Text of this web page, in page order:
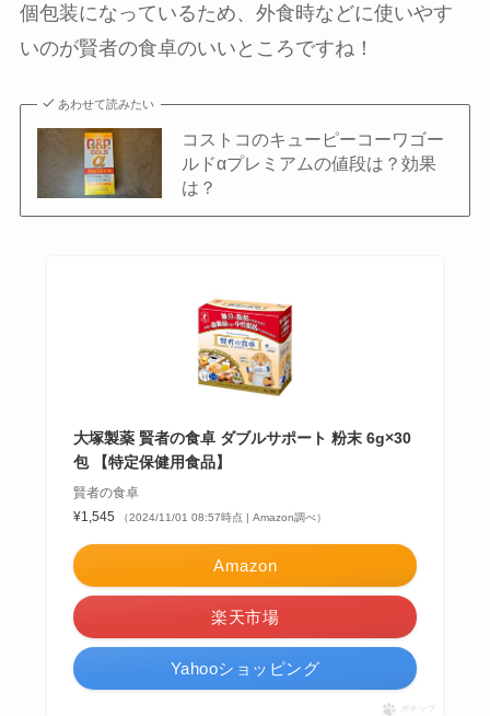
個包装になっているため、外食時などに使いやす
いのが賢者の食卓のいいところですね！
あわせて読みたい
コストコのキューピーコーワゴー
ルドαプレミアムの値段は？効果
は？
大塚製薬 賢者の食卓 ダブルサポート 粉末 6g×30
包 【特定保健用食品】
賢者の食卓
¥1,545
（2024/11/01 08:57時点 | Amazon調べ）
Amazon
楽天市場
Yahooショッピング
ポチップ